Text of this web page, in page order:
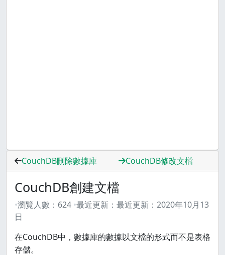
CouchDB刪除數據庫 CouchDB修改文檔
CouchDB創建文檔
瀏覽人數： 624 最近更新： 最近更新： 2020年10月13
日
在CouchDB中，數據庫的數據以文檔的形式而不是表格
存儲。